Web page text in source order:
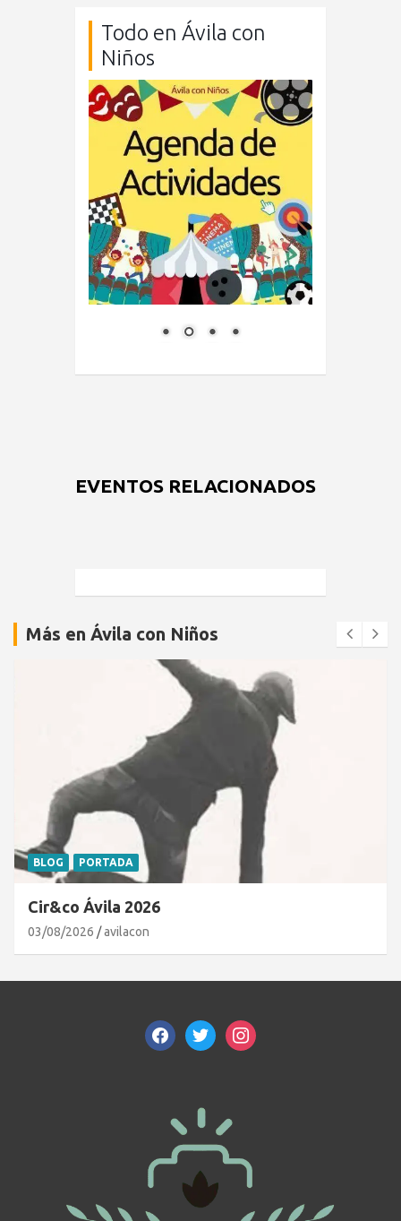
Todo en Ávila con
Niños
EVENTOS RELACIONADOS
Más en Ávila con Niños
BLOG PORTADA
Cir&co Ávila 2026
03/08/2026 avilacon
facebooktwitterinstagram